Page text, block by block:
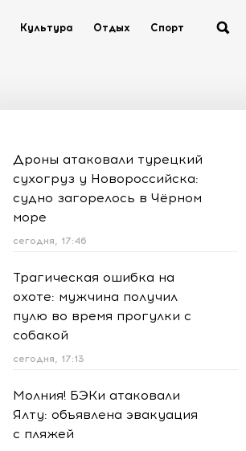
Культура Отдых Спорт
Дроны атаковали турецкий
сухогруз у Новороссийска:
судно загорелось в Чёрном
море
сегодня, 17:46
Трагическая ошибка на
охоте: мужчина получил
пулю во время прогулки с
собакой
сегодня, 17:13
Молния! БЭКи атаковали
Ялту: объявлена эвакуация
с пляжей